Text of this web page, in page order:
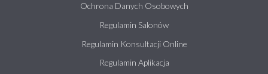
Ochrona Danych Osobowych
Regulamin Salonów
Regulamin Konsultacji Online
Regulamin Aplikacja